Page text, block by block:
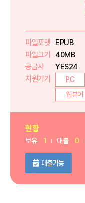
파일포맷
EPUB
파일크기
40MB
공급사
YES24
지원기기
PC
웹뷰어
현황
보유 1 대출 0
대출가능